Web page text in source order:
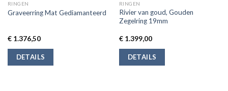
RINGEN
Graveerring Mat Gediamanteerd
€1.376,50
DETAILS
RINGEN
Rivier van goud, Gouden
Zegelring 19mm
€1.399,00
DETAILS